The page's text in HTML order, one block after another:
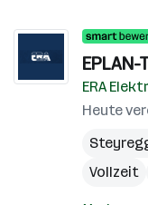
ERA
Heute
Vollzeit